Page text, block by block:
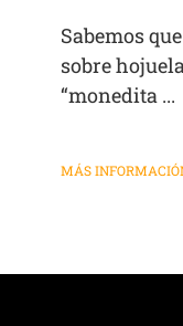
Sabemos
sobre
“monedita ...
MÁS